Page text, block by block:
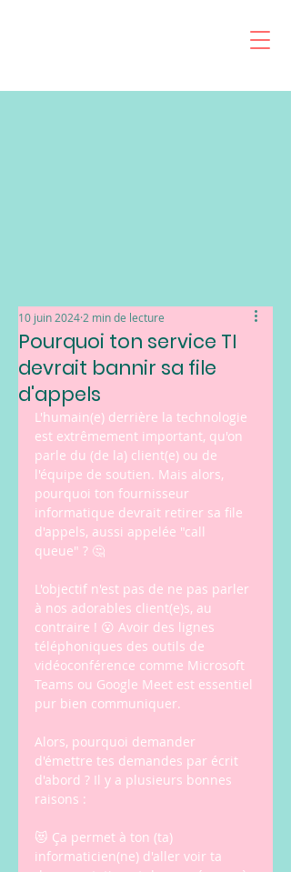
Pourquoi ton service TI
devrait bannir sa file
d'appels
10 juin 2024 2 min de lecture
L'humain(e) derrière la technologie
est extrêmement important, qu'on
parle du (de la) client(e) ou de
l'équipe de soutien. Mais alors,
pourquoi ton fournisseur
informatique devrait retirer sa file
d'appels, aussi appelée "call
queue" ? 🤔
L'objectif n'est pas de ne pas parler
à nos adorables client(e)s, au
contraire ! 😮 Avoir des lignes
téléphoniques des outils de
vidéoconférence comme Microsoft
Teams ou Google Meet est essentiel
pur bien communiquer.
Alors, pourquoi demander
d'émettre tes demandes par écrit
d'abord ? Il y a plusieurs bonnes
raisons :
😻 Ça permet à ton (ta)
informaticien(ne) d'aller voir ta